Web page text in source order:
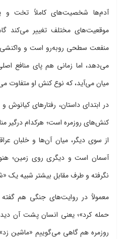
آدم‌ها شخصیت‌های کاملاً تخت و
موقعیت‌های مختلف تغییر می‌کند
منفعت سطحی روبه‌رو است و
می‌دهد، اما زمانی هم پای منافع
میان می‌آید، که نوع کنش او متفاوت
در ابتدای داستان، رفتارهای
کنش‌های روزمره است؛ هرکدام درگیر
از سوی دیگر، میان آن‌ها و خلبان
آسمان است و دیگری روی زمین؛
نگرفته و طرف مقابل بیشتر شبیه یک
معمولاً در روایت‌های جنگی هم
حمله کرد»؛ یعنی انسان پشت آن
روزمره هم گاهی می‌گوییم «ماشین